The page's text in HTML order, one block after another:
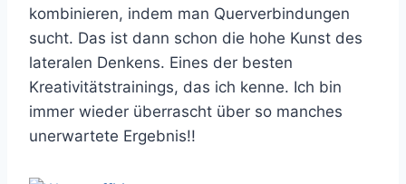
kombinieren, indem man Querverbindungen
sucht. Das ist dann schon die hohe Kunst des
lateralen Denkens. Eines der besten
Kreativitätstrainings, das ich kenne. Ich bin
immer wieder überrascht über so manches
unerwartete Ergebnis!!